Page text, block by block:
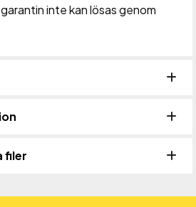
inte kan lösas genom
filer